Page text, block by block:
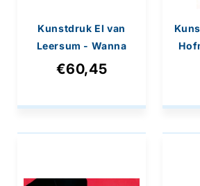
Kunstdruk El van
Leersum - Wanna
have fun 80x60cm
€60,45